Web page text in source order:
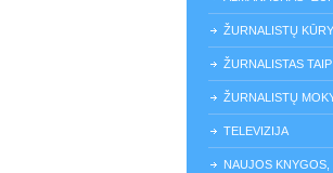
ŽURNALISTŲ
ŽURNALISTAS
ŽURNALISTŲ
TELEVIZIJA
NAUJOS KNYGOS,